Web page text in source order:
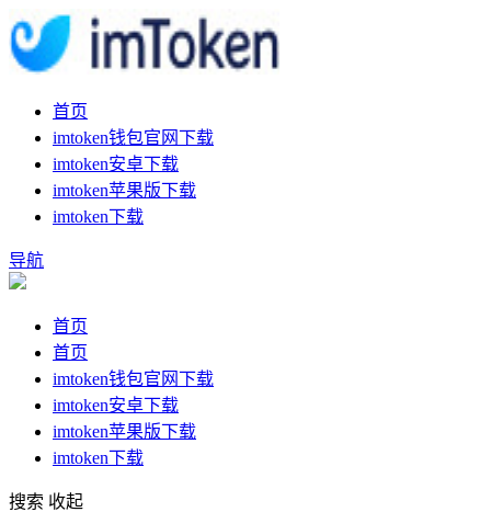
首页
imtoken钱包官网下载
imtoken安卓下载
imtoken苹果版下载
imtoken下载
导航
首页
首页
imtoken钱包官网下载
imtoken安卓下载
imtoken苹果版下载
imtoken下载
搜索 收起